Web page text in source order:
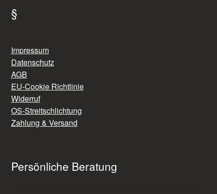
§
Impressum
Datenschutz
AGB
EU-Cookie Richtlinie
Widerruf
OS-Streitschlichtung
Zahlung & Versand
Persönliche Beratung